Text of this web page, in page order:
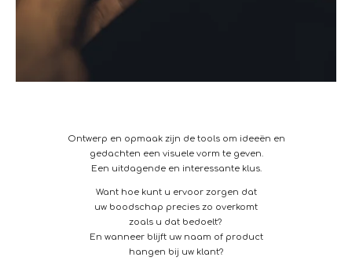
Ontwerp en opmaak zijn de tools om ideeën en
gedachten een visuele vorm te geven.
Een uitdagende en interessante klus.
Want hoe kunt u ervoor zorgen dat
uw boodschap precies zo overkomt
zoals u dat bedoelt?
En wanneer blijft uw naam of product
hangen bij uw klant?